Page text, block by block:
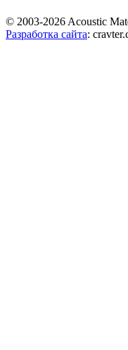
© 2003-2026 Acoustic
Разработка сайта: